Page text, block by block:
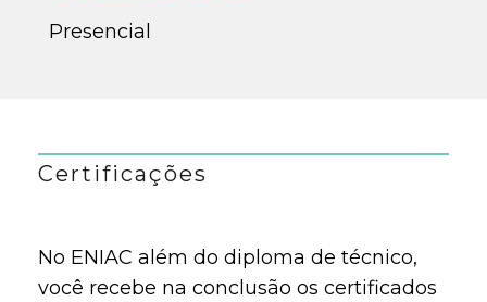
Presencial
Certificações
No ENIAC além do diploma de técnico,
você recebe na conclusão os certificados